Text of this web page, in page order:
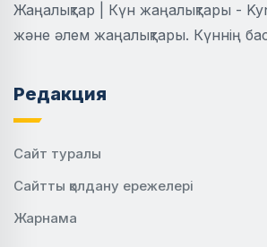
Жаңалықтар | Күн жаңалықтары -
және әлем жаңалықтары. Күннің
Редакция
Сайт туралы
Сайтты қолдану ережелері
Жарнама